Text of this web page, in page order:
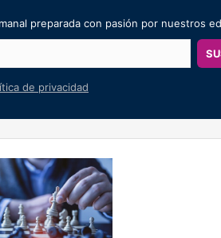
preparada con pasión por nuestros
de privacidad